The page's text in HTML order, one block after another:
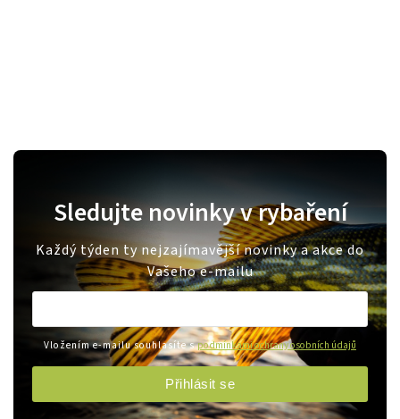
Sledujte novinky v rybaření
Každý týden ty nejzajímavější novinky a akce do
Vašeho e-mailu
Vložením e-mailu souhlasíte spodmínkami ochrany osobních údajů
Přihlásit se